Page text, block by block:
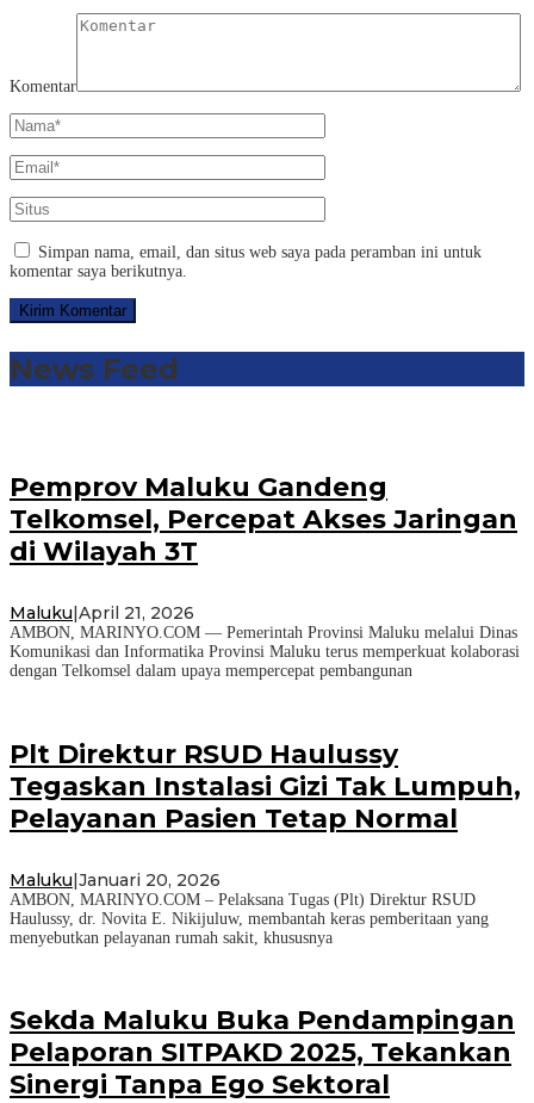
Komentar
Simpan nama, email, dan situs web saya pada peramban ini untuk
komentar saya berikutnya.
News Feed
Pemprov Maluku Gandeng
Telkomsel, Percepat Akses Jaringan
di Wilayah 3T
Maluku April 21, 2026
AMBON, MARINYO.COM — Pemerintah Provinsi Maluku melalui Dinas
Komunikasi dan Informatika Provinsi Maluku terus memperkuat kolaborasi
dengan Telkomsel dalam upaya mempercepat pembangunan
Plt Direktur RSUD Haulussy
Tegaskan Instalasi Gizi Tak Lumpuh,
Pelayanan Pasien Tetap Normal
Maluku|Januari 20, 2026
AMBON, MARINYO.COM – Pelaksana Tugas (Plt) Direktur RSUD
Haulussy, dr. Novita E. Nikijuluw, membantah keras pemberitaan yang
menyebutkan pelayanan rumah sakit, khususnya
Sekda Maluku Buka Pendampingan
Pelaporan SITPAKD 2025, Tekankan
Sinergi Tanpa Ego Sektoral